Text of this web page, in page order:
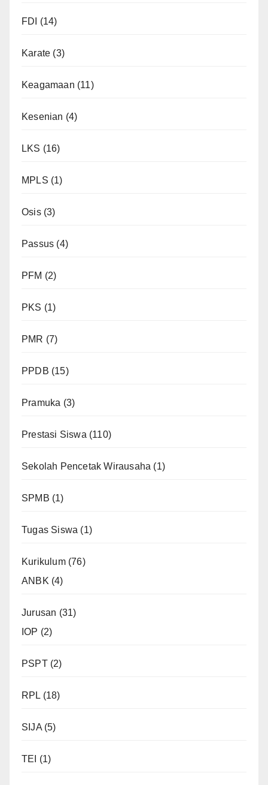
FDI (14)
Karate (3)
Keagamaan (11)
Kesenian (4)
LKS (16)
MPLS (1)
Osis(3)
Passus (4)
PFM (2)
PKS (1)
PMR (7)
PPDB (15)
Pramuka (3)
Prestasi Siswa (110)
Sekolah Pencetak Wirausaha (1)
SPMB (1)
Tugas Siswa (1)
Kurikulum(76)
ANBK (4)
Jurusan (31)
IOP (2)
PSPT(2)
RPL (18)
SIJA(5)
TEI (1)